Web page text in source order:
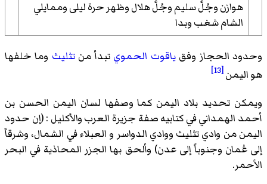
هوازن وجُلُّ سليم وجُلُّ هلال وظهر حرة ليلى وممايلي
الشام شغب وبدا
وحدود الحجاز وفقياقوت الحموي تبدأ منتثليث وما خلفها
هو اليمن[13]
ويمكن تحديد بلاد اليمن كما وصفها لسان اليمن الحسن بن
أحمد الهمداني في كتابيه صفة جزيرة العرب والأكليل : (إن حدود
اليمن من وادي تثليث ووادي الدواسر و العبلاء في الشمال، وشرقاً
إلى عُمان وجنوباً إلى عدن) وألحق بها الجزر المحاذية في البحر
الأحمر.